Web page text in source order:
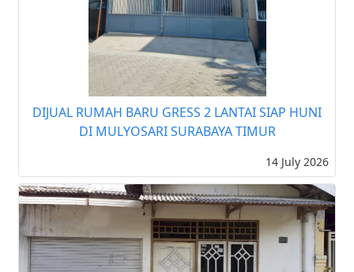
DIJUAL RUMAH BARU GRESS 2 LANTAI SIAP HUNI
DI MULYOSARI SURABAYA TIMUR
14 July 2026